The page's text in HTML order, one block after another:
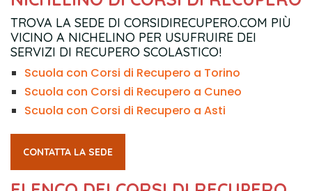
TROVA LA SEDE DI CORSIDIRECUPERO.COM PIÙ
VICINO A NICHELINO PER USUFRUIRE DEI
SERVIZI DI RECUPERO SCOLASTICO!
Scuola con Corsi di Recupero a Torino
Scuola con Corsi di Recupero a Cuneo
Scuola con Corsi di Recupero a Asti
CONTATTA LA SEDE